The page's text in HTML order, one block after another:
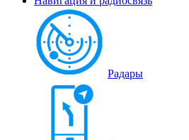
Радары